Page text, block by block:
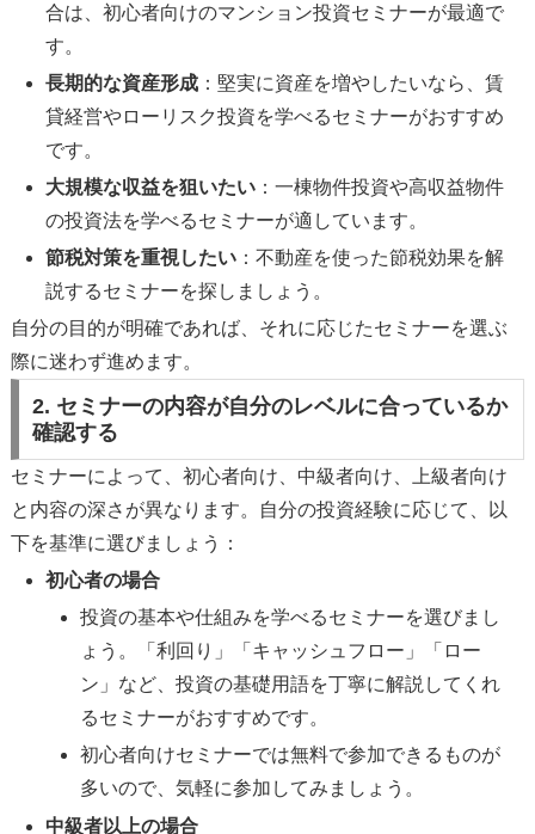
合は、初心者向けのマンション投資セミナーが最適で
す。
長期的な資産形成 ：堅実に資産を増やしたいなら、賃
貸経営やローリスク投資を学べるセミナーがおすすめ
です。
大規模な収益を狙いたい ：一棟物件投資や高収益物件
の投資法を学べるセミナーが適しています。
節税対策を重視したい ：不動産を使った節税効果を解
説するセミナーを探しましょう。
自分の目的が明確であれば、それに応じたセミナーを選ぶ
際に迷わず進めます。
2. セミナーの内容が自分のレベルに合っているか
確認する
セミナーによって、初心者向け、中級者向け、上級者向け
と内容の深さが異なります。自分の投資経験に応じて、以
下を基準に選びましょう：
初心者の場合
投資の基本や仕組みを学べるセミナーを選びまし
ょう。「利回り」「キャッシュフロー」「ロー
ン」など、投資の基礎用語を丁寧に解説してくれ
るセミナーがおすすめです。
初心者向けセミナーでは無料で参加できるものが
多いので、気軽に参加してみましょう。
中級者以上の場合